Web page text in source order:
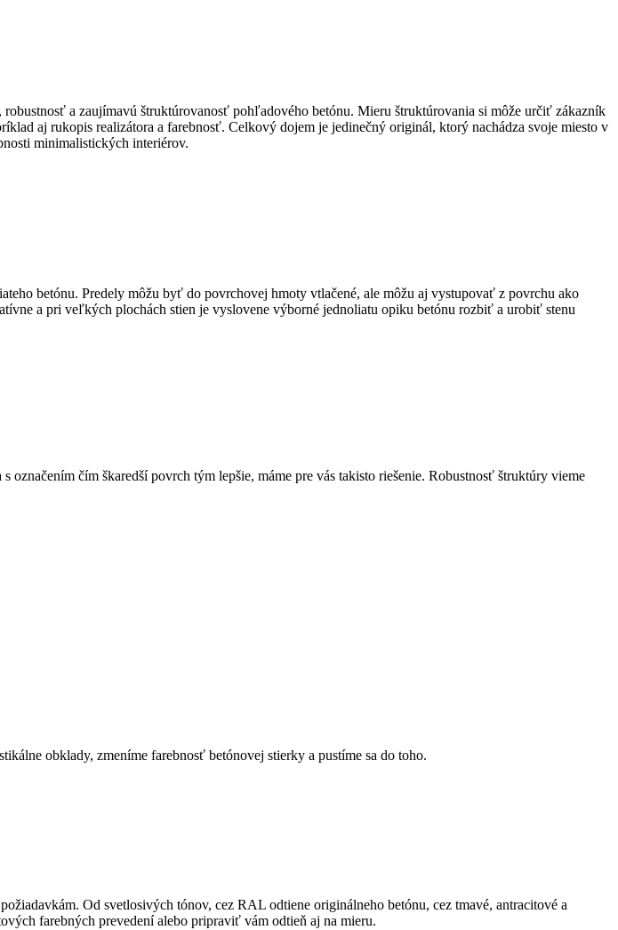
a zaujímavú štruktúrovanosť pohľadového betónu. Mieru štruktúrovania si môže určiť zákazník
aj rukopis realizátora a farebnosť. Celkový dojem je jedinečný originál, ktorý nachádza svoje miesto v
minimalistických interiérov.
betónu. Predely môžu byť do povrchovej hmoty vtlačené, ale môžu aj vystupovať z povrchu ako
a pri veľkých plochách stien je vyslovene výborné jednoliatu opiku betónu rozbiť a urobiť stenu
čím škaredší povrch tým lepšie, máme pre vás takisto riešenie. Robustnosť štruktúry vieme
obklady, zmeníme farebnosť betónovej stierky a pustíme sa do toho.
Od svetlosivých tónov, cez RAL odtiene originálneho betónu, cez tmavé, antracitové a
farebných prevedení alebo pripraviť vám odtieň aj na mieru.